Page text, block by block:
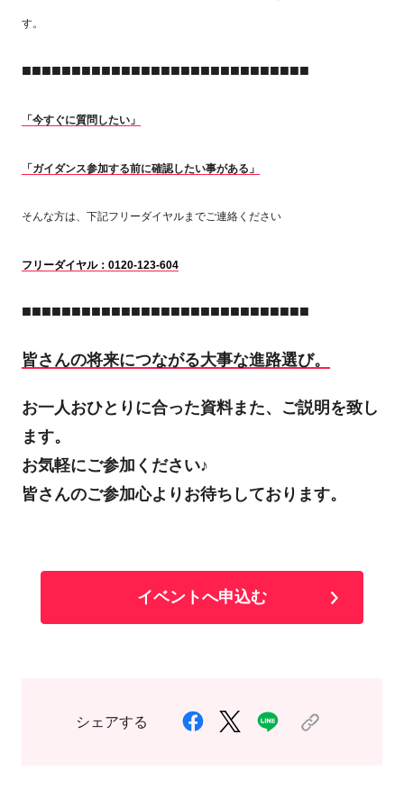
す。
■■■■■■■■■■■■■■■■■■■■■■■■■■■■■
「今すぐに質問したい」
「ガイダンス参加する前に確認したい事がある」
そんな方は、下記フリーダイヤルまでご連絡ください
フリーダイヤル：0120-123-604
■■■■■■■■■■■■■■■■■■■■■■■■■■■■■
皆さんの将来につながる大事な進路選び。
お一人おひとりに合った資料また、ご説明を致し
ます。
お気軽にご参加ください♪
皆さんのご参加心よりお待ちしております。
イベントへ申込む
シェアする